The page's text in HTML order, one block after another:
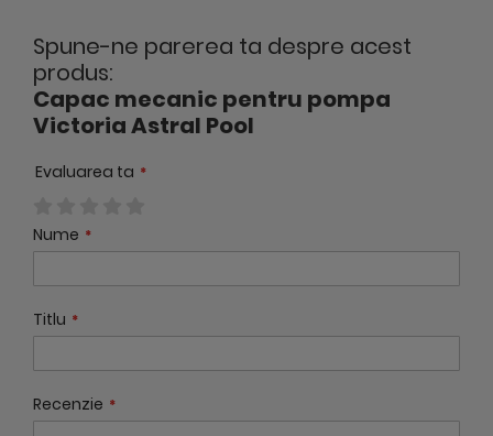
Spune-ne parerea ta despre acest
produs:
Capac mecanic pentru pompa
Victoria Astral Pool
Evaluarea ta
1
star
2
stars
3
stars
4
stars
5
stars
Nume
Titlu
Recenzie